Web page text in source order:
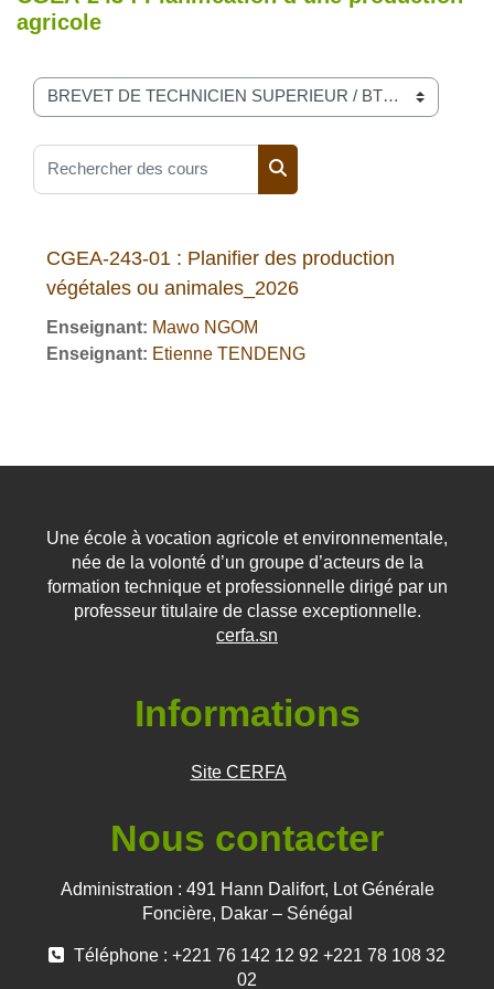
agricole
Catégories de cours
Rechercher des cours
Rechercher des cours
CGEA-243-01 : Planifier des production
végétales ou animales_2026
Enseignant: Mawo NGOM
Enseignant: Etienne TENDENG
Une école à vocation agricole et environnementale,
née de la volonté d’un groupe d’acteurs de la
formation technique et professionnelle dirigé par un
professeur titulaire de classe exceptionnelle.
cerfa.sn
Informations
Site CERFA
Nous contacter
Administration : 491 Hann Dalifort, Lot Générale
Foncière, Dakar – Sénégal
Téléphone : +221 76 142 12 92 +221 78 108 32
02